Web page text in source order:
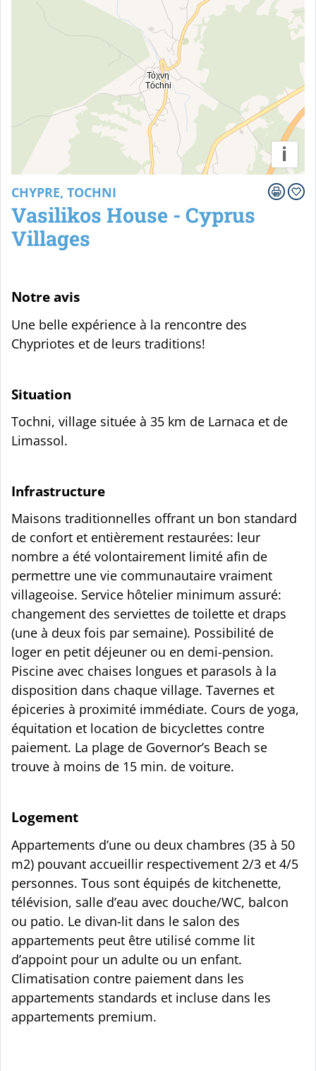
CHYPRE, TOCHNI
Vasilikos House - Cyprus
Villages
Notre avis
Une belle expérience à la rencontre des
Chypriotes et de leurs traditions!
Situation
Tochni, village située à 35 km de Larnaca et de
Limassol.
Infrastructure
Maisons traditionnelles offrant un bon standard
de confort et entièrement restaurées: leur
nombre a été volontairement limité afin de
permettre une vie communautaire vraiment
villageoise. Service hôtelier minimum assuré:
changement des serviettes de toilette et draps
(une à deux fois par semaine). Possibilité de
loger en petit déjeuner ou en demi-pension.
Piscine avec chaises longues et parasols à la
disposition dans chaque village. Tavernes et
épiceries à proximité immédiate. Cours de yoga,
équitation et location de bicyclettes contre
paiement. La plage de Governor’s Beach se
trouve à moins de 15 min. de voiture.
Logement
Appartements d’une ou deux chambres (35 à 50
m2) pouvant accueillir respectivement 2/3 et 4/5
personnes. Tous sont équipés de kitchenette,
télévision, salle d’eau avec douche/WC, balcon
ou patio. Le divan-lit dans le salon des
appartements peut être utilisé comme lit
d’appoint pour un adulte ou un enfant.
Climatisation contre paiement dans les
appartements standards et incluse dans les
appartements premium.
i